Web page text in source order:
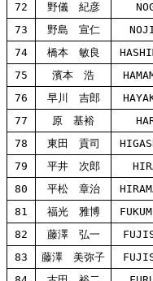
72
野儀 紀彦
73
野島 宣仁
74
橋本 敏良
75
濱本 浩
76
早川 吉郎
77
原 基裕
78
東田 貢司
79
平井 次郎
80
平松 章治
81
福光 雅博
82
藤澤 弘一
83
藤澤 美弥子